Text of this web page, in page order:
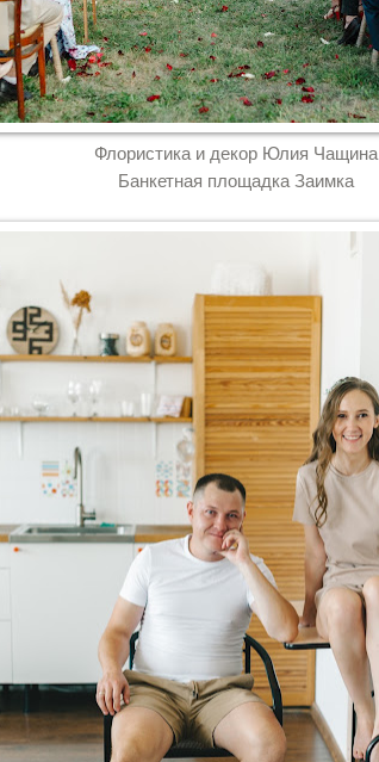
Флористика и декор Юлия Чащина
Банкетная площадка Заимка